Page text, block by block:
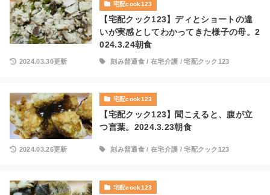
宅配cook123
【宅配クック123】ディとショートの違
いが実感としてわかってきた様子の母。2
024.3.24朝食
2024.03.30更新 刻み普通食/ 在宅介護 /宅配クック123
宅配cook123
【宅配クック123】聞こえると、腹が立
つ言葉。2024.3.23朝食
2024.03.26更新 刻み普通食/ 在宅介護 /宅配クック123
宅配cook123